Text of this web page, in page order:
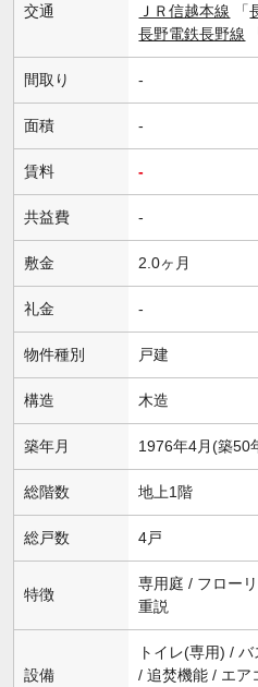
交通
ＪＲ信越本線 「
長野電鉄長野線
間取り -
面積 -
賃料 -
共益費 -
敷金 2.0ヶ月
礼金 -
物件種別 戸建
構造 木造
築年月 1976年4月(築50
総階数 地上1階
総戸数 4戸
特徴
専用庭 / フロー
重説
設備
トイレ(専用) /
/ 追焚機能 / エア